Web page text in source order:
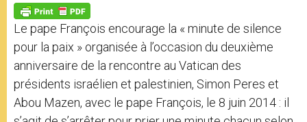
p
p
g
e
r
o
k
Le pape François encourage la « minute de silence
pour la paix » organisée à l’occasion du deuxième
anniversaire de la rencontre au Vatican des
présidents israélien et palestinien, Simon Peres et
Abou Mazen, avec le pape François, le 8 juin 2014 : il